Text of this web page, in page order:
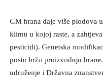
GM hrana daje više plodova
klimu u kojoj raste, a
pesticidi). Genetska
posto bržu proizvodnju
udruženje i Državna